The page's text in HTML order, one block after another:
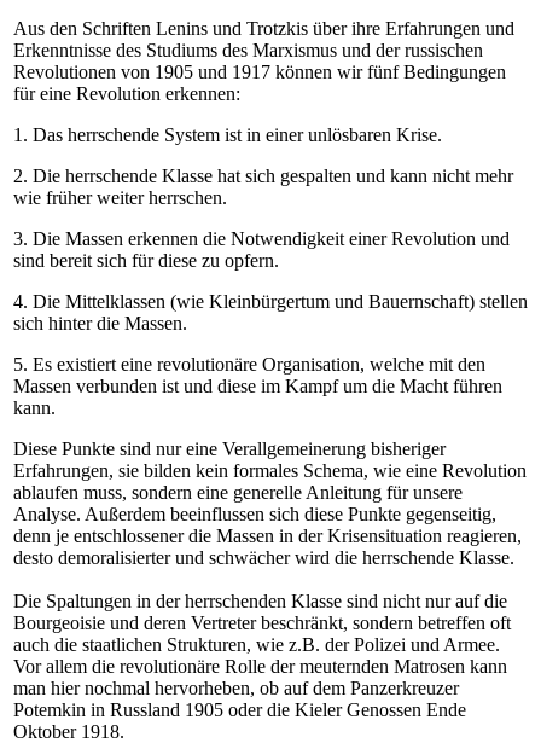
Aus den Schriften Lenins und Trotzkis über ihre Erfahrungen und
Erkenntnisse des Studiums des Marxismus und der russischen
Revolutionen von 1905 und 1917 können wir fünf Bedingungen
für eine Revolution erkennen:
1. Das herrschende System ist in einer unlösbaren Krise.
2. Die herrschende Klasse hat sich gespalten und kann nicht mehr
wie früher weiter herrschen.
3. Die Massen erkennen die Notwendigkeit einer Revolution und
sind bereit sich für diese zu opfern.
4. Die Mittelklassen (wie Kleinbürgertum und Bauernschaft) stellen
sich hinter die Massen.
5. Es existiert eine revolutionäre Organisation, welche mit den
Massen verbunden ist und diese im Kampf um die Macht führen
kann.
Diese Punkte sind nur eine Verallgemeinerung bisheriger
Erfahrungen, sie bilden kein formales Schema, wie eine Revolution
ablaufen muss, sondern eine generelle Anleitung für unsere
Analyse. Außerdem beeinflussen sich diese Punkte gegenseitig,
denn je entschlossener die Massen in der Krisensituation reagieren,
desto demoralisierter und schwächer wird die herrschende Klasse.
Die Spaltungen in der herrschenden Klasse sind nicht nur auf die
Bourgeoisie und deren Vertreter beschränkt, sondern betreffen oft
auch die staatlichen Strukturen, wie z.B. der Polizei und Armee.
Vor allem die revolutionäre Rolle der meuternden Matrosen kann
man hier nochmal hervorheben, ob auf dem Panzerkreuzer
Potemkin in Russland 1905 oder die Kieler Genossen Ende
Oktober 1918.